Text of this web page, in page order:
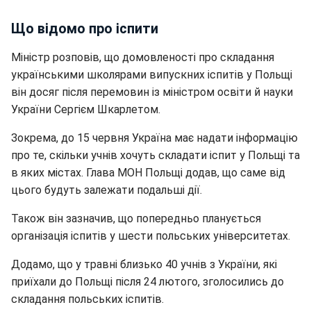
Що відомо про іспити
Міністр розповів, що домовленості про складання
українськими школярами випускних іспитів у Польщі
він досяг після перемовин із міністром освіти й науки
України Сергієм Шкарлетом.
Зокрема, до 15 червня Україна має надати інформацію
про те, скільки учнів хочуть складати іспит у Польщі та
в яких містах. Глава МОН Польщі додав, що саме від
цього будуть залежати подальші дії.
Також він зазначив, що попередньо планується
організація іспитів у шести польських університетах.
Додамо, що у травні близько 40 учнів з України, які
приїхали до Польщі після 24 лютого, зголосились до
складання польських іспитів.